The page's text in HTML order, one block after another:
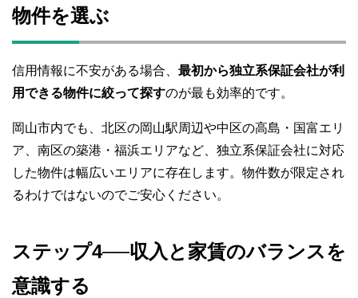
物件を選ぶ
信用情報に不安がある場合、 最初から独立系保証会社が利
用できる物件に絞って探すのが最も効率的です。
岡山市内でも、北区の岡山駅周辺や中区の高島・国富エリ
ア、南区の築港・福浜エリアなど、独立系保証会社に対応
した物件は幅広いエリアに存在します。物件数が限定され
るわけではないのでご安心ください。
ステップ4──収入と家賃のバランスを
意識する